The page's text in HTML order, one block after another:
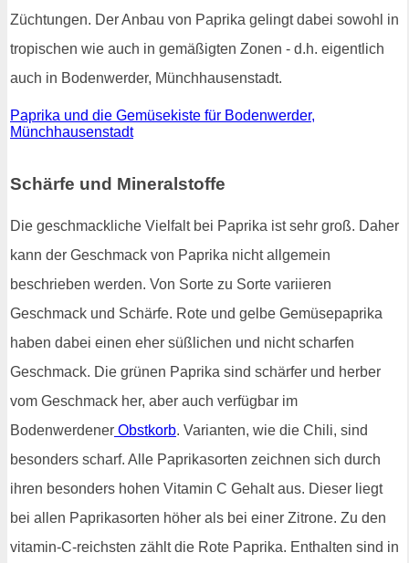
Züchtungen. Der Anbau von Paprika gelingt dabei sowohl in
tropischen wie auch in gemäßigten Zonen - d.h. eigentlich
auch in Bodenwerder, Münchhausenstadt.
Paprika und die Gemüsekiste für Bodenwerder,
Münchhausenstadt
Schärfe und Mineralstoffe
Die geschmackliche Vielfalt bei Paprika ist sehr groß. Daher
kann der Geschmack von Paprika nicht allgemein
beschrieben werden. Von Sorte zu Sorte variieren
Geschmack und Schärfe. Rote und gelbe Gemüsepaprika
haben dabei einen eher süßlichen und nicht scharfen
Geschmack. Die grünen Paprika sind schärfer und herber
vom Geschmack her, aber auch verfügbar im
Bodenwerdener Obstkorb. Varianten, wie die Chili, sind
besonders scharf. Alle Paprikasorten zeichnen sich durch
ihren besonders hohen Vitamin C Gehalt aus. Dieser liegt
bei allen Paprikasorten höher als bei einer Zitrone. Zu den
vitamin-C-reichsten zählt die Rote Paprika. Enthalten sind in